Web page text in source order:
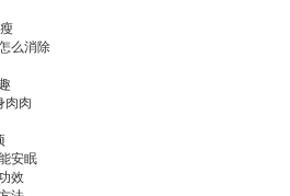
么消除
肉肉
安眠
效